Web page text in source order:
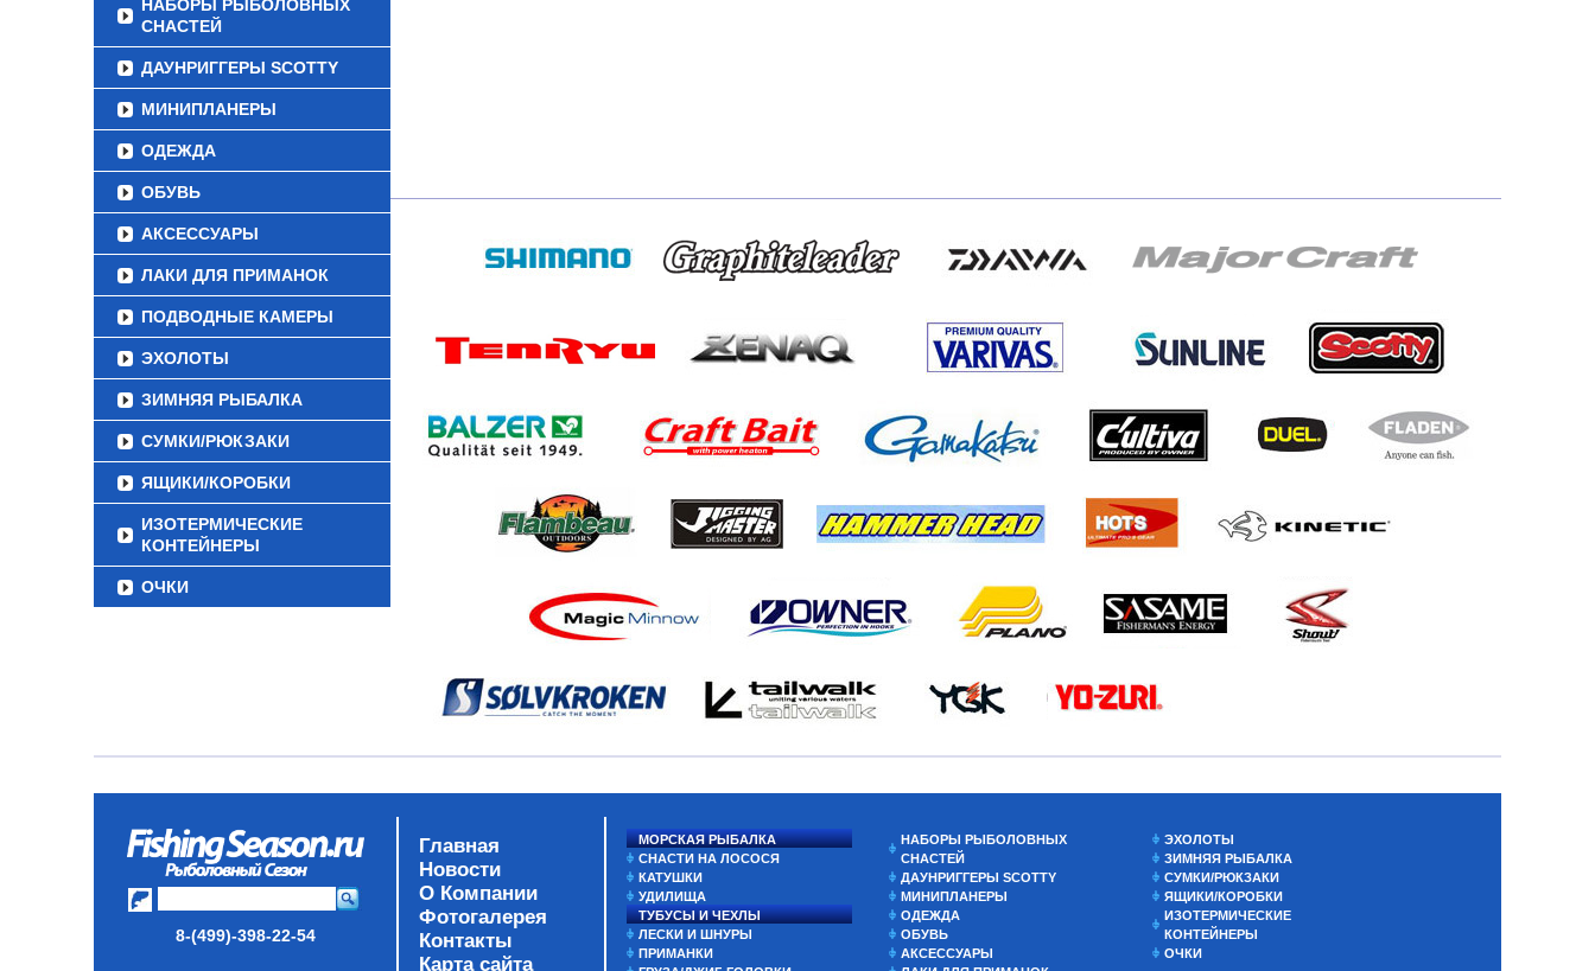
НАБОРЫ РЫБОЛОВНЫХ
СНАСТЕЙ
ДАУНРИГГЕРЫ SCOTTY
МИНИПЛАНЕРЫ
ОДЕЖДА
ОБУВЬ
АКСЕССУАРЫ
ЛАКИ ДЛЯ ПРИМАНОК
ПОДВОДНЫЕ КАМЕРЫ
ЭХОЛОТЫ
ЗИМНЯЯ РЫБАЛКА
СУМКИ/РЮКЗАКИ
ЯЩИКИ/КОРОБКИ
ИЗОТЕРМИЧЕСКИЕ
КОНТЕЙНЕРЫ
ОЧКИ
8-(499)-398-22-54
Главная
Новости
О Компании
Фотогалерея
Контакты
Карта сайта
МОРСКАЯ РЫБАЛКА
СНАСТИ НА ЛОСОСЯ
КАТУШКИ
УДИЛИЩА
ТУБУСЫ И ЧЕХЛЫ
ЛЕСКИ И ШНУРЫ
ПРИМАНКИ
НАБОРЫ РЫБОЛОВНЫХ
СНАСТЕЙ
ДАУНРИГГЕРЫ SCOTTY
МИНИПЛАНЕРЫ
ОДЕЖДА
ОБУВЬ
АКСЕССУАРЫ
ЭХОЛОТЫ
ЗИМНЯЯ РЫБАЛКА
СУМКИ/РЮКЗАКИ
ЯЩИКИ/КОРОБКИ
ИЗОТЕРМИЧЕСКИЕ
КОНТЕЙНЕРЫ
ОЧКИ